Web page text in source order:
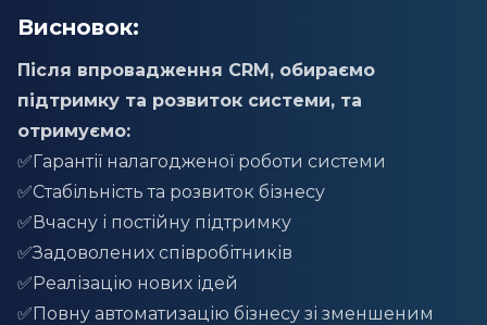
Висновок:
Після впровадження CRM, обираємо
підтримку та розвиток системи, та
отримуємо:
✅Гарантії налагодженої роботи системи
✅Стабільність та розвиток бізнесу
✅Вчасну і постійну підтримку
✅Задоволених співробітників
✅Реалізацію нових ідей
✅Повну автоматизацію бізнесу зі зменшеним